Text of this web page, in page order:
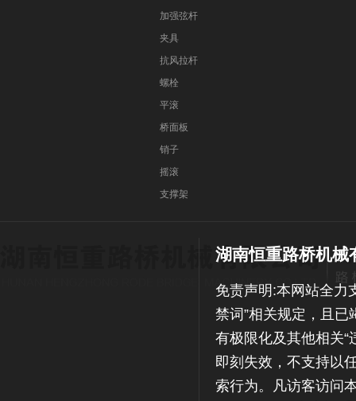
加强弦杆
夹具
抗风拉杆
螺栓
平滚
桥面板
销子
摇滚
支撑架
湖南恒重路桥机械
免责声明:本网站全力
禁词”相关规定，且已
有极限化及其他相关“
即刻失效，不支持以
索行为。凡访客访问